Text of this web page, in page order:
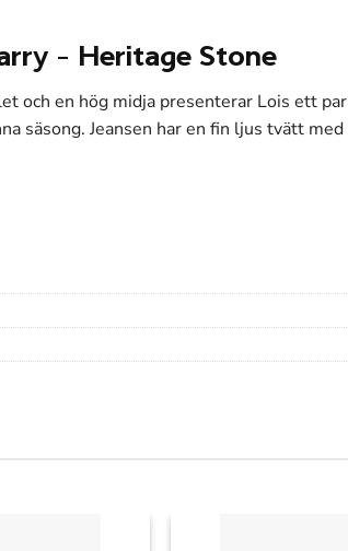
– Heritage Stone
och en hög midja presenterar Lois ett par
säsong. Jeansen har en fin ljus tvätt med